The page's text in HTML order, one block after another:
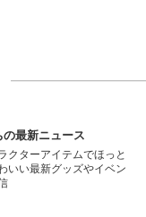
最新ニュース
クターアイテムでほっと
いい最新グッズやイベン